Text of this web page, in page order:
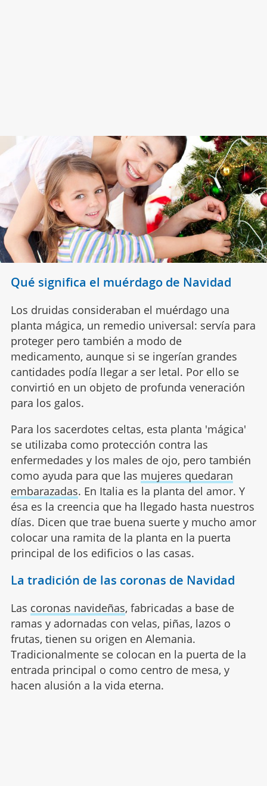
Qué significa el muérdago de Navidad
Los druidas consideraban el muérdago una
planta mágica, un remedio universal: servía para
proteger pero también a modo de
medicamento, aunque si se ingerían grandes
cantidades podía llegar a ser letal. Por ello se
convirtió en un objeto de profunda veneración
para los galos.
Para los sacerdotes celtas, esta planta 'mágica'
se utilizaba como protección contra las
enfermedades y los males de ojo, pero también
como ayuda para que las mujeres quedaran
embarazadas. En Italia es la planta del amor. Y
ésa es la creencia que ha llegado hasta nuestros
días. Dicen que trae buena suerte y mucho amor
colocar una ramita de la planta en la puerta
principal de los edificios o las casas.
La tradición de las coronas de Navidad
Las coronas navideñas, fabricadas a base de
ramas y adornadas con velas, piñas, lazos o
frutas, tienen su origen en Alemania.
Tradicionalmente se colocan en la puerta de la
entrada principal o como centro de mesa, y
hacen alusión a la vida eterna.